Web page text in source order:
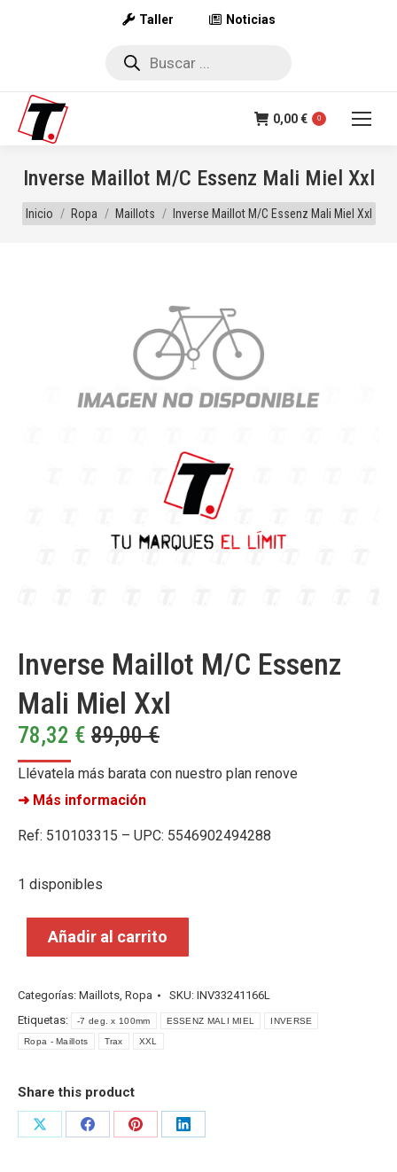
Taller Noticias
Búsqueda
0,00€ 0
Inverse Maillot M/C Essenz Mali Miel Xxl
Estás aquí:
Inicio Ropa Maillots Inverse Maillot M/C Essenz Mali Miel Xxl
Inverse Maillot M/C Essenz
Mali Miel Xxl
78,32 € 89,00€
Llévatela más barata con nuestro plan renove
➜ Más información
Ref: 510103315 – UPC: 5546902494288
1 disponibles
Añadir al carrito
Categorías: Maillots, Ropa SKU: INV33241166L
Etiquetas:
-7 deg. x 100mm ESSENZ MALI MIEL INVERSE
Ropa - Maillots Trax XXL
Share this product
Share
Share
Share
Share